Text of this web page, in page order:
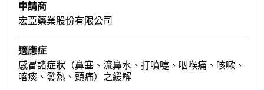
申請商
宏亞藥業股份有限公司
適應症
感冒諸症狀（鼻塞、流鼻水、打噴嚏、咽喉痛、咳嗽、
喀痰、發熱、頭痛）之緩解